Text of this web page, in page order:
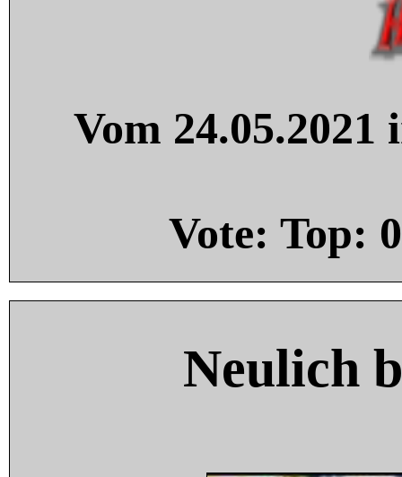
Vom
Vote: Top: 0
Neulich